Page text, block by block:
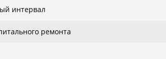
интервал
ремонта